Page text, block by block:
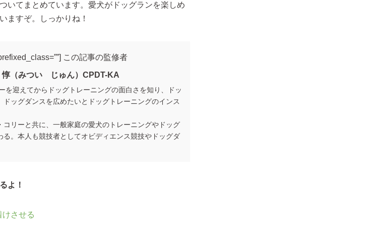
いてまとめています。愛犬がドッグランを楽しめ
ますぞ。しっかりね！
この記事の監修者
（みつい じゅん）CPDT-KA
を迎えてからドッグトレーニングの面白さを知り、ドッ
ドッグダンスを広めたいとドッグトレーニングのインス
コリーと共に、一般家庭の愛犬のトレーニングやドッグ
る。本人も競技者としてオビディエンス競技やドッグダ
よ！
させる